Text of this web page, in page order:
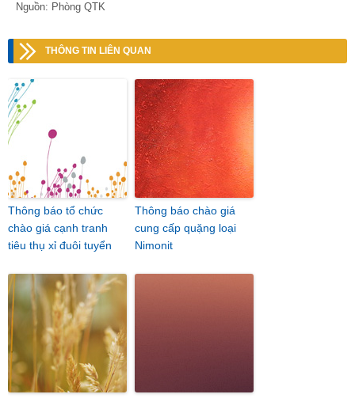
Nguồn: Phòng QTK
THÔNG TIN LIÊN QUAN
Thông báo tổ chức
chào giá cạnh tranh
tiêu thụ xỉ đuôi tuyển
Thông báo chào giá
cung cấp quặng loại
Nimonit